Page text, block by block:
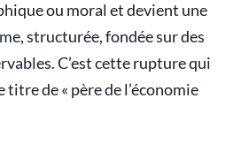
ou moral et devient une
structurée, fondée sur des
C’est cette rupture qui
de « père de l’économie